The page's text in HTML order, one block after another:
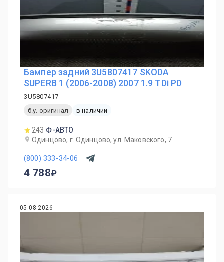
Бампер задний 3U5807417 SKODA
SUPERB 1 (2006-2008) 2007 1.9 TDi PD
3U5807417
б.у. оригинал
в наличии
243 Ф-АВТО
Одинцово, г. Одинцово, ул. Маковского, 7
(800) 333-34-06
4 788
05.08.2026